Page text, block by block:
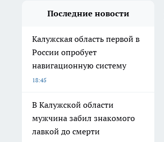
Последние новости
Калужская область первой в
России опробует
навигационную систему
18:45
В Калужской области
мужчина забил знакомого
лавкой до смерти